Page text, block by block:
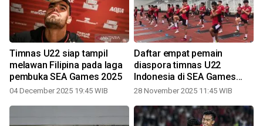
Timnas U22 siap tampil
melawan Filipina pada laga
pembuka SEA Games 2025
04 December 2025 19:45 WIB
Daftar empat pemain
diaspora timnas U22
Indonesia di SEA Games
2025
28 November 2025 11:45 WIB